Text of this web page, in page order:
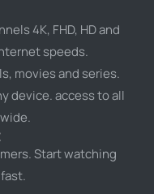
4K, FHD, HD and
speeds.
movies and series.
device. access to all
Start watching